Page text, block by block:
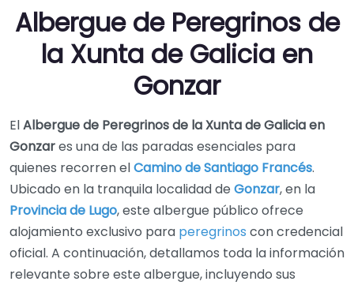
Albergue de Peregrinos de
la Xunta de Galicia en
Gonzar
ElAlbergue de Peregrinos de la Xunta de Galicia en
Gonzares una de las paradas esenciales para
quienes recorren elCamino de Santiago Francés.
Ubicado en la tranquila localidad de Gonzar, en la
Provincia de Lugo, este albergue público ofrece
alojamiento exclusivo para peregrinos con credencial
oficial. A continuación, detallamos toda la información
relevante sobre este albergue, incluyendo sus